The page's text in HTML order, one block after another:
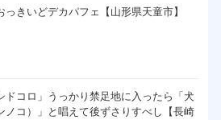
っきいどデカパフェ【山形県天童市】
ドコロ」うっかり禁足地に入ったら「犬
ノコ）」と唱えて後ずさりすべし【長崎